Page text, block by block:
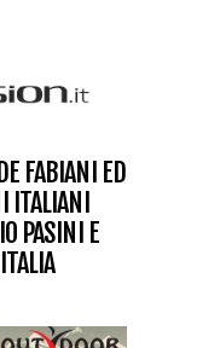
FABIANI ED
ITALIANI
PASINI E